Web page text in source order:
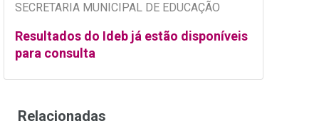
SECRETARIA MUNICIPAL DE EDUCAÇÃO
Resultados do Ideb já estão disponíveis
para consulta
Relacionadas